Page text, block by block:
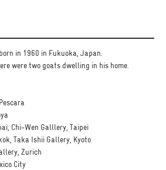
in 1960 in Fukuoka, Japan.
were two goats dwelling in his home.
Chi-Wen Galllery, Taipei
Taka Ishii Gallery, Kyoto
Zurich
City